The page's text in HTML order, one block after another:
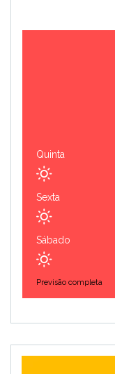
Quinta
Sexta
Sábado
Previsão completa